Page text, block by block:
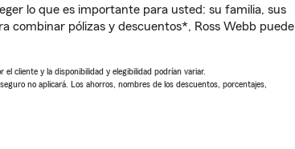
lo que es importante para usted: su familia, sus
combinar pólizas y descuentos*, Ross Webb puede
cliente y la disponibilidad y elegibilidad podrían variar.
no aplicará. Los ahorros, nombres de los descuentos, porcentajes,